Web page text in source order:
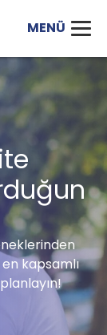
kapsamlı